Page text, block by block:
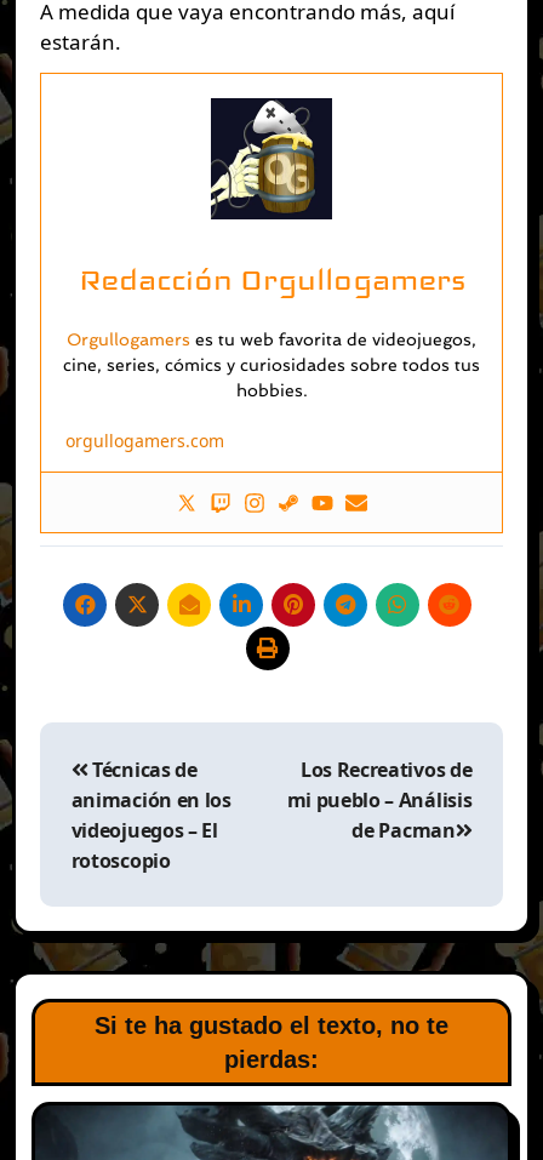
A medida que vaya encontrando más, aquí
estarán.
Redacción Orgullogamers
Orgullogamers es tu web favorita de videojuegos,
cine, series, cómics y curiosidades sobre todos tus
hobbies.
orgullogamers.com
Navegación
entradas
Técnicas de
animación en los
videojuegos – El
rotoscopio
Los Recreativos de
mi pueblo – Análisis
de Pacman
Si te ha gustado el texto, no te
pierdas: